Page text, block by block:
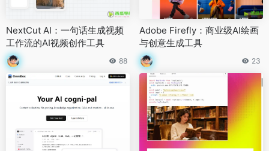
NextCut AI：一句话生成视频
工作流的AI视频创作工具
88
Adobe Firefly：商业级AI绘画
与创意生成工具
23